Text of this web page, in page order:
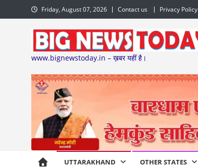
to
Friday, August 07, 2026 Contact us Privacy Policy
www.bignewstoday.in – ख़बर यहीं है।
UTTARAKHAND OTHER STATES